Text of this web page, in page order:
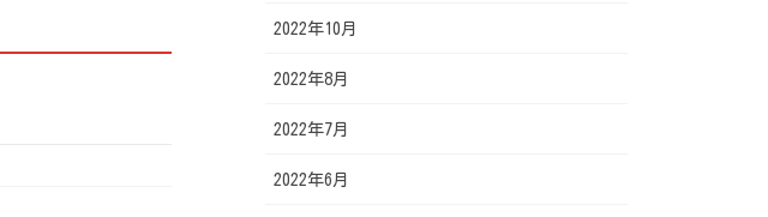
2022年10月
2022年8月
2022年7月
2022年6月